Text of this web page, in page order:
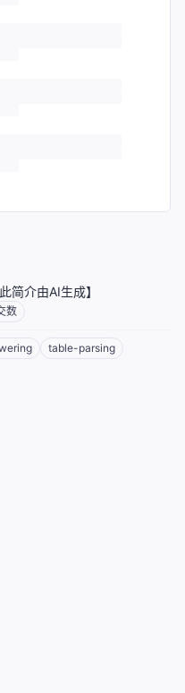
简介由AI生成】
数
table-parsing